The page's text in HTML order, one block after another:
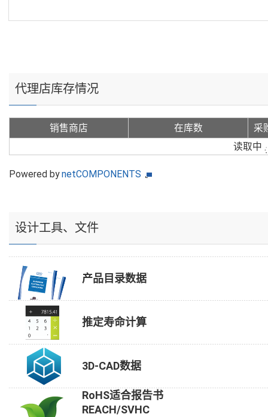
代理店库存情况
销售商店 在库数
采
读取中
Powered bynetCOMPONENTS
设计工具、文件
产品目录数据
推定寿命计算
3D-CAD数据
RoHS适合报告书
REACH/SVHC